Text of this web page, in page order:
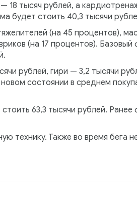
тысяч рублей, а
будет стоить 40,3 тысячи
(на 45 процентов),
(на 17 процентов).
рублей, гири — 3,2 тысячи
состоянии в среднем
63,3 тысячи рублей.
технику. Также во время бега